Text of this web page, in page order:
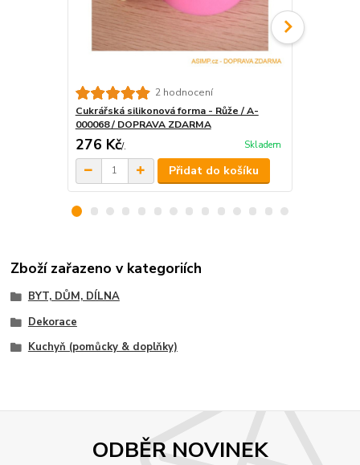
2 hodnocení
Cukrářská silikonová forma - Růže / A-
000068 / DOPRAVA ZDARMA
276 Kč/. Skladem
Přidat do košíku
Zboží zařazeno v kategoriích
BYT, DŮM, DÍLNA
Dekorace
Kuchyň (pomůcky & doplňky)
ODBĚR NOVINEK